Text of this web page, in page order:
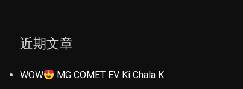
近期文章
WOW
MG COMET EV Ki Chala K